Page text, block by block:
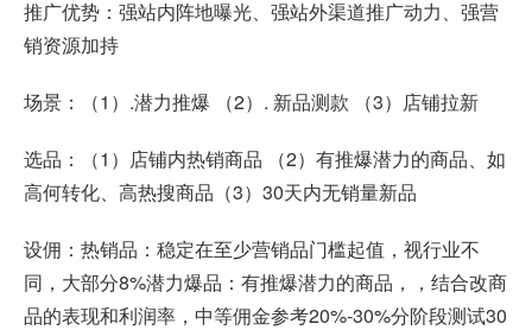
推广优势：强站内阵地曝光、强站外渠道推广动力、强营
销资源加持
场景：（1）.潜力推爆 （2）. 新品测款 （3）店铺拉新
选品：（1）店铺内热销商品 （2）有推爆潜力的商品、如
高何转化、高热搜商品（3）30天内无销量新品
设佣：热销品：稳定在至少营销品门槛起值，视行业不
同，大部分8%潜力爆品：有推爆潜力的商品，，结合改商
品的表现和利润率，中等佣金参考20%-30%分阶段测试30